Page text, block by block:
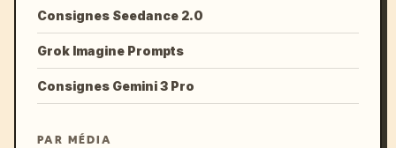
Consignes Seedance 2.0
Grok Imagine Prompts
Consignes Gemini 3 Pro
PAR MÉDIA